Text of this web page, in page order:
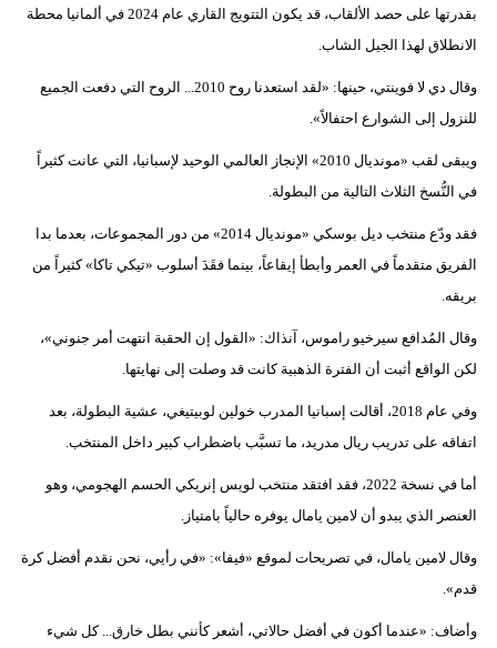
بقدرتها على حصد الألقاب، قد يكون التتويج القاري عام 2024 في ألمانيا محطة
الانطلاق لهذا الجيل الشاب.
وقال دي لا فوينتي، حينها: «لقد استعدنا روح 2010... الروح التي دفعت الجميع
للنزول إلى الشوارع احتفالاً».
ويبقى لقب «مونديال 2010» الإنجاز العالمي الوحيد لإسبانيا، التي عانت كثيراً
في النُّسخ الثلاث التالية من البطولة.
فقد ودّع منتخب ديل بوسكي «مونديال 2014» من دور المجموعات، بعدما بدا
الفريق متقدماً في العمر وأبطأ إيقاعاً، بينما فقَدَ أسلوب «تيكي تاكا» كثيراً من
بريقه.
وقال المُدافع سيرخيو راموس، آنذاك: «القول إن الحقبة انتهت أمر جنوني»،
لكن الواقع أثبت أن الفترة الذهبية كانت قد وصلت إلى نهايتها.
وفي عام 2018، أقالت إسبانيا المدرب خولين لوبيتيغي، عشية البطولة، بعد
اتفاقه على تدريب ريال مدريد، ما تسبَّب باضطراب كبير داخل المنتخب.
أما في نسخة 2022، فقد افتقد منتخب لويس إنريكي الحسم الهجومي، وهو
العنصر الذي يبدو أن لامين يامال يوفره حالياً بامتياز.
وقال لامين يامال، في تصريحات لموقع «فيفا»: «في رأيي، نحن نقدم أفضل كرة
قدم».
وأضاف: «عندما أكون في أفضل حالاتي، أشعر كأنني بطل خارق... كل شيء